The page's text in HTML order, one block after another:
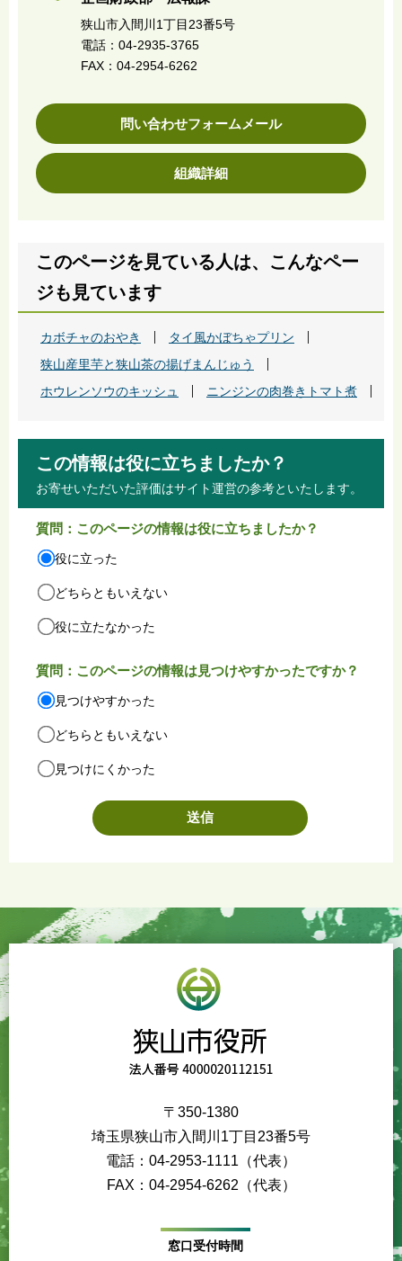
狭山市入間川1丁目23番5号
電話：04-2935-3765
FAX：04-2954-6262
問い合わせフォームメール
組織詳細
このページを見ている人は、こんなペー
ジも見ています
カボチャのおやき
タイ風かぼちゃプリン
狭山産里芋と狭山茶の揚げまんじゅう
ホウレンソウのキッシュ
ニンジンの肉巻きトマト煮
この情報は役に立ちましたか？
お寄せいただいた評価はサイト運営の参考といたします。
質問：このページの情報は役に立ちましたか？
役に立った
どちらともいえない
役に立たなかった
質問：このページの情報は見つけやすかったですか？
見つけやすかった
どちらともいえない
見つけにくかった
〒350-1380
埼玉県狭山市入間川1丁目23番5号
電話：04-2953-1111（代表）
FAX：04-2954-6262（代表）
窓口受付時間